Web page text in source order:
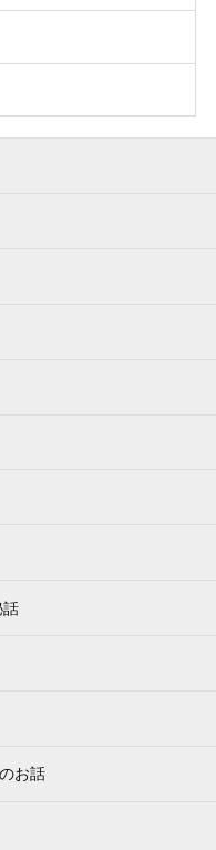
話
お話